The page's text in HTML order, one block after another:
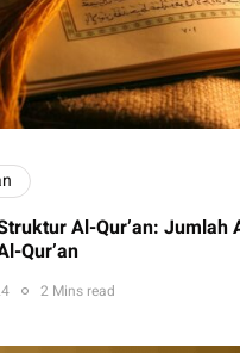
Al-Qur’an: Jumlah
Qur’an
2 Mins read